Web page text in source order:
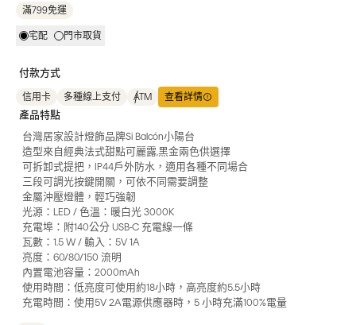
滿799免運
宅配 門市取貨
付款方式
信用卡 多種線上支付 ATM 查看詳情
產品特點
台灣居家設計燈飾品牌Si Balcón小陽台
造型來自經典法式甜點可麗露,黑金兩色供選擇
可拆卸式提把，IP44戶外防水，適用各種不同場合
三段可調光按鍵開關，可依不同需要調整
金屬沖壓燈體，輕巧強韌
光源：LED / 色溫：暖白光 3000K
充電埠：附140公分 USB-C 充電線一條
瓦數：1.5 W / 輸入：5V 1A
亮度：60/80/150 流明
內置電池容量：2000mAh
使用時間：低亮度可使用約18小時，高亮度約5.5小時
充電時間：使用5V 2A電源供應器時，5 小時充滿100%電量